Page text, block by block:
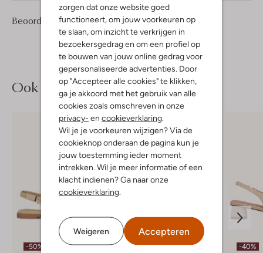
zorgen dat onze website goed
functioneert, om jouw voorkeuren op
te slaan, om inzicht te verkrijgen in
bezoekersgedrag en om een profiel op
te bouwen van jouw online gedrag voor
gepersonaliseerde advertenties. Door
op "Accepteer alle cookies" te klikken,
ga je akkoord met het gebruik van alle
cookies zoals omschreven in onze
privacy- en cookieverklaring.
Wil je je voorkeuren wijzigen? Via de
cookieknop onderaan de pagina kun je
jouw toestemming ieder moment
intrekken. Wil je meer informatie of een
klacht indienen? Ga naar onze
cookieverklaring.
Weigeren Accepteren
Beoordelingen (1) 3/5
1
3
Sterren
Ook iets voor jou?
-50% -50% -40%